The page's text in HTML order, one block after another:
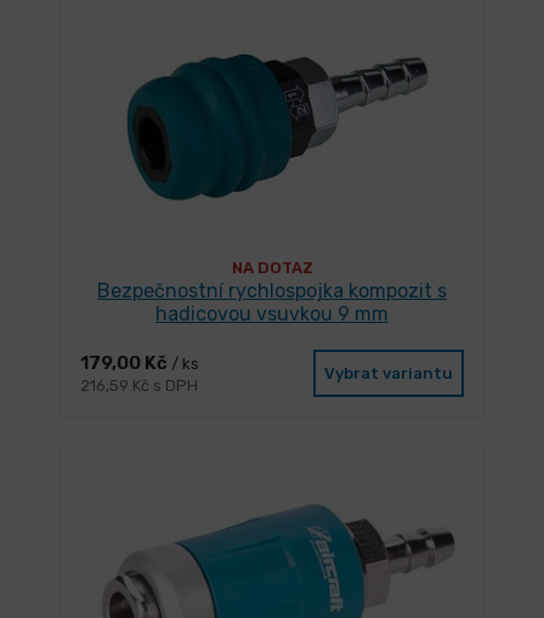
NA DOTAZ
Bezpečnostní rychlospojka kompozit s
hadicovou vsuvkou 9 mm
179,00 Kč / ks
216,59 Kč s DPH
Vybrat variantu